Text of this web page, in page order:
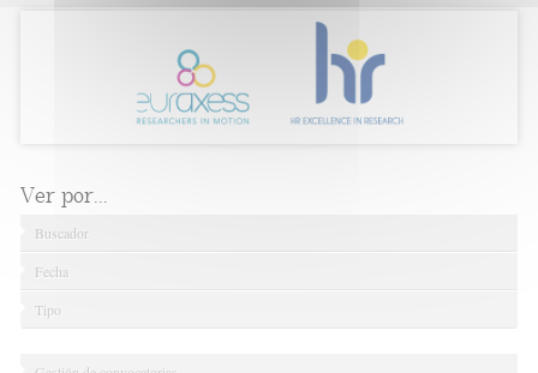
Ver por...
Buscador
Fecha
Tipo